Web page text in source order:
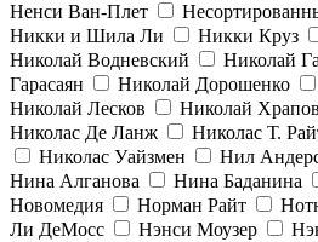
Ненси Ван-Плет
Никки и Шила Ли
Никки Круз
Николай Водневский
Николай
Гарасаян
Николай Дорошенко
Николай Лесков
Николай Храпов
Николас Де Ланж
Николас Т.
Николас Уайзмен
Нил
Нина Алганова
Нина Баданина
Новомедия
Норман Райт
Ли ДеМосс
Нэнси Моузер